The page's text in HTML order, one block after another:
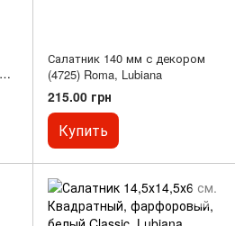
Салатник 140 мм с декором
(4725) Roma, Lubiana
215.00 грн
Купить